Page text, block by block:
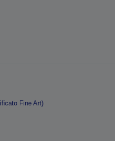
Fine Art)